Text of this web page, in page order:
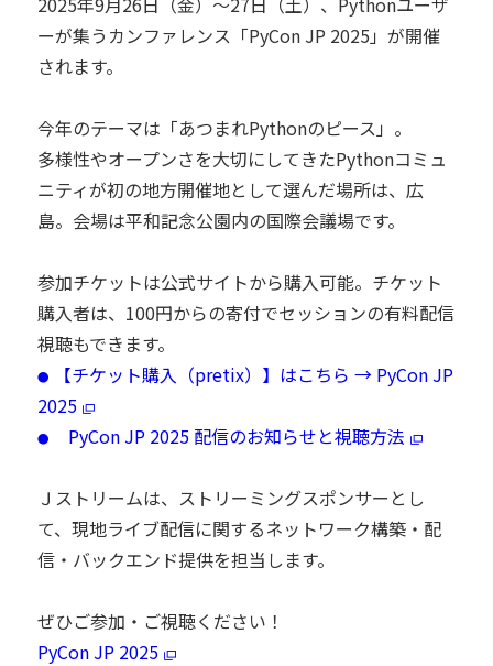
ーが集うカンファレンス「PyCon JP 2025」が開催
されます。
今年のテーマは「あつまれPythonのピース」。
多様性やオープンさを大切にしてきたPythonコミュ
ニティが初の地方開催地として選んだ場所は、広
島。会場は平和記念公園内の国際会議場です。
参加チケットは公式サイトから購入可能。チケット
購入者は、100円からの寄付でセッションの有料配信
視聴もできます。
●
【チケット購入（pretix）】はこちら → PyCon JP
2025
● PyCon JP 2025 配信のお知らせと視聴方法
Ｊストリームは、ストリーミングスポンサーとし
て、現地ライブ配信に関するネットワーク構築・配
信・バックエンド提供を担当します。
ぜひご参加・ご視聴ください！
PyCon JP 2025